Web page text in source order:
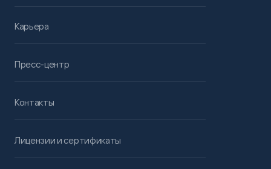
Карьера
Пресс-центр
Контакты
Лицензии и сертификаты